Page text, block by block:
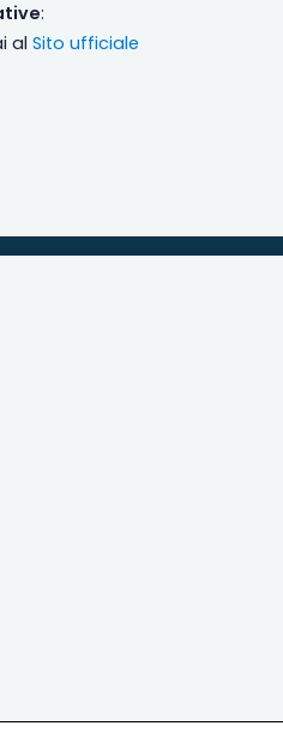
:
al Sito ufficiale